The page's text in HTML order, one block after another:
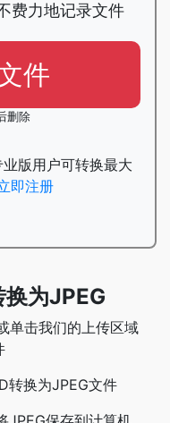
费力地记录文件
件
删除
版用户可转换最大
即注册
为JPEG
单击我们的上传区域
转换为JPEG文件